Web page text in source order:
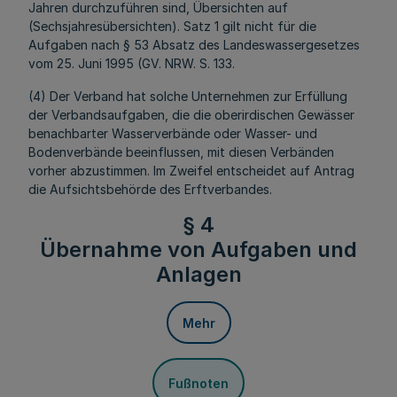
Jahren durchzuführen sind, Übersichten auf
(Sechsjahresübersichten). Satz 1 gilt nicht für die
Aufgaben nach § 53 Absatz des Landeswassergesetzes
vom 25. Juni 1995 (GV. NRW. S. 133.
(4) Der Verband hat solche Unternehmen zur Erfüllung
der Verbandsaufgaben, die die oberirdischen Gewässer
benachbarter Wasserverbände oder Wasser- und
Bodenverbände beeinflussen, mit diesen Verbänden
vorher abzustimmen. Im Zweifel entscheidet auf Antrag
die Aufsichtsbehörde des Erftverbandes.
§ 4
Übernahme von Aufgaben und
Anlagen
Mehr
Fußnoten